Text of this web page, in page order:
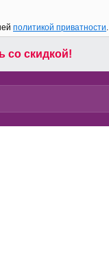
политикой приватности.
со скидкой!